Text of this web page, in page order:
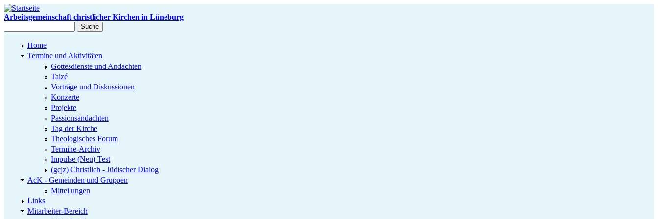
Direkt zum Inhalt
Arbeitsgemeinschaft christlicher Kirchen in Lüneburg
Home
Termine und Aktivitäten
Gottesdienste und Andachten
Taizé
Vorträge und Diskussionen
Konzerte
Projekte
Passionsandachten
Tag der Kirche
Theologisches Forum
Termine-Archiv
Impulse (Neu) Test
(gcjz) Christlich - Jüdischer Dialog
AcK - Gemeinden und Gruppen
Mitteilungen
Links
Mitarbeiter-Bereich